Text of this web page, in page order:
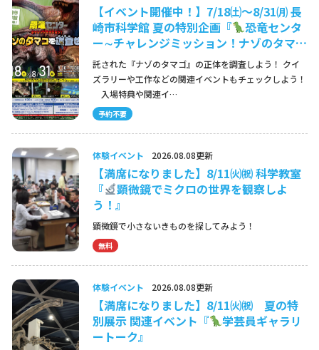
【イベント開催中！】7/18㈯～8/31㈪ 長
崎市科学館 夏の特別企画『
恐竜センタ
ー∼チャレンジミッション！ナゾのタマ…
託された『ナゾのタマゴ』の正体を調査しよう！ クイ
ズラリーや工作などの関連イベントもチェックしよう！
入場特典や関連イ…
予約不要
体験イベント 2026.08.08更新
【満席になりました】8/11㈫㈷ 科学教室
『
顕微鏡でミクロの世界を観察しよ
う！』
顕微鏡で小さないきものを探してみよう！
無料
体験イベント 2026.08.08更新
【満席になりました】8/11㈫㈷ 夏の特
別展示 関連イベント『
学芸員ギャラリ
ートーク』